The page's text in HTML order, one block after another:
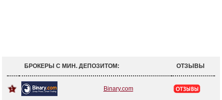
БРОКЕРЫ С МИН. ДЕПОЗИТОМ: ОТЗЫВЫ
1 Binary.com